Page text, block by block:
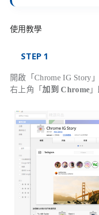
使用教學
STEP 1
開啟「Chrome IG Story
右上角「 加到 Chrome